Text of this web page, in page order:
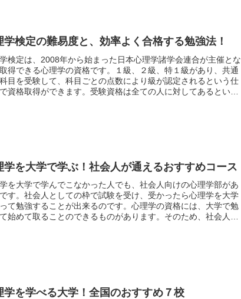
学検定の難易度と、効率よく合格する勉強法！
検定は、2008年から始まった日本心理学諸学会連合が主催とな
得できる心理学の資格です。１級、２級、特１級があり、共通
目を受験して、科目ごとの点数により級が認定されるという仕
資格取得ができます。受験資格は全ての人に対してあるという
学を大学で学ぶ！社会人が通えるおすすめコース
を大学で学んでこなかった人でも、社会人向けの心理学部があ
す。社会人としての枠で試験を受け、受かったら心理学を大学
て勉強することが出来るのです。心理学の資格には、大学で勉
始めて取ることのできるものがあります。そのため、社会人に
学を学べる大学！全国のおすすめ７校